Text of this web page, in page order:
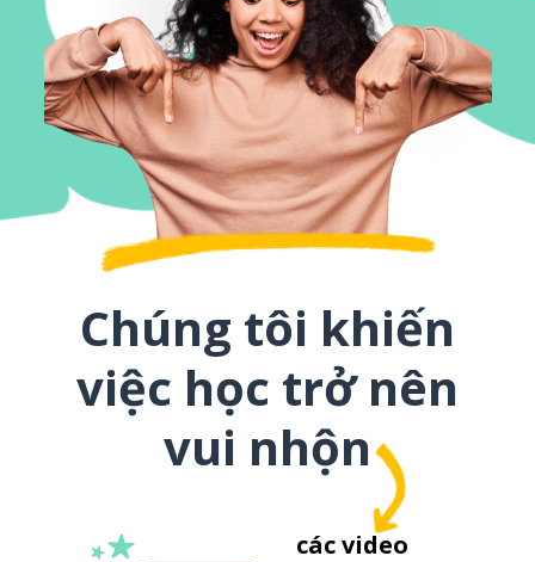
Chúng tôi khiến
việc học trở nên
vui nhộn
các video